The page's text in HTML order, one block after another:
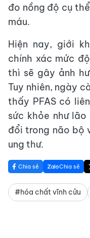
đo nồng độ cụ
máu.
Hiện nay, giới
chính xác mức
thì sẽ gây ảnh
Tuy nhiên, ngày
thấy PFAS có
sức khỏe như
đổi trong não bộ
ung thư.
Chia sẻ Chia sẻ
#hóa chất vĩnh cửu